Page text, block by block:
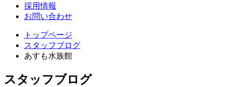
採用情報
お問い合わせ
トップページ
スタッフブログ
あすも水族館
スタッフブログ